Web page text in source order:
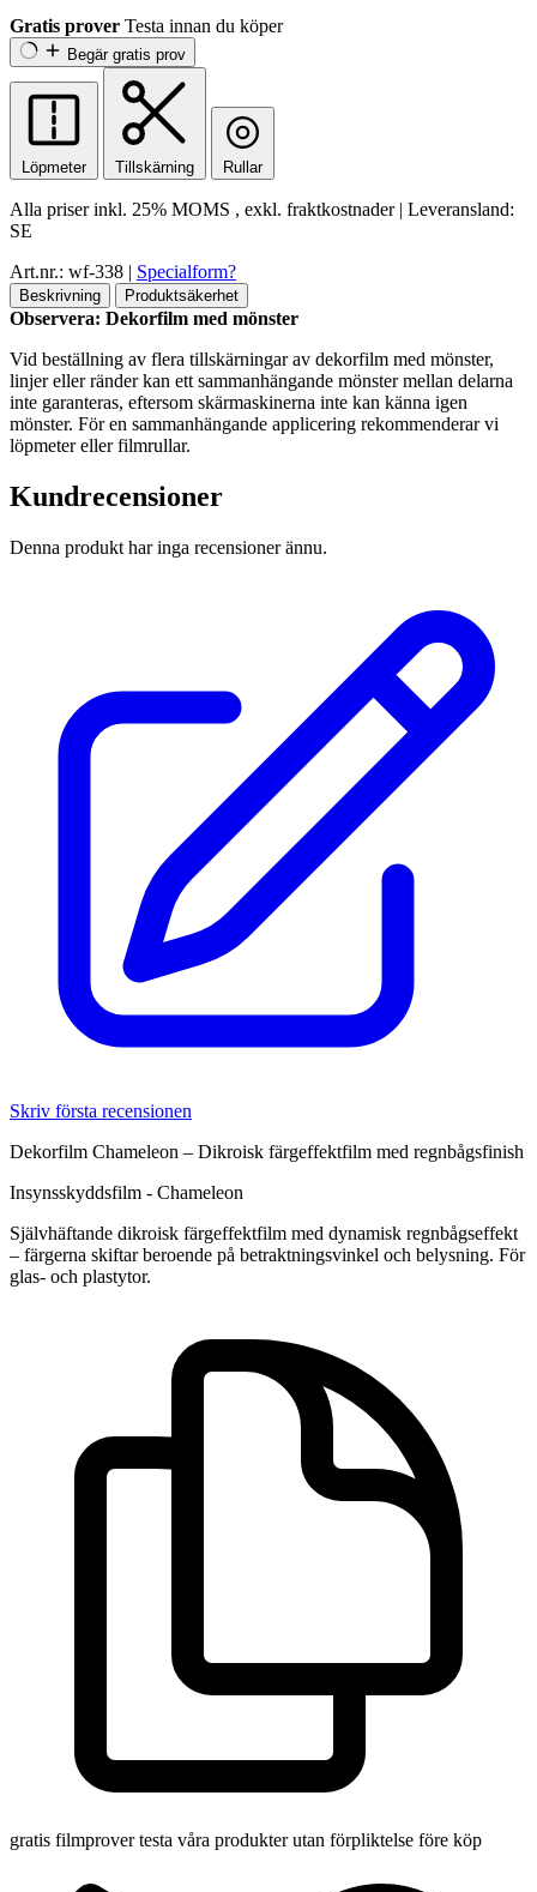
Gratis prover Testa innan du köper
Begär gratis prov
Löpmeter Tillskärning Rullar
Alla priser inkl. 25% MOMS , exkl. fraktkostnader | Leveransland:
SE
Art.nr.: wf-338 | Specialform?
Beskrivning Produktsäkerhet
Observera: Dekorfilm med mönster
Vid beställning av flera tillskärningar av dekorfilm med mönster,
linjer eller ränder kan ett sammanhängande mönster mellan delarna
inte garanteras, eftersom skärmaskinerna inte kan känna igen
mönster. För en sammanhängande applicering rekommenderar vi
löpmeter eller filmrullar.
Kundrecensioner
Denna produkt har inga recensioner ännu.
Skriv första recensionen
Dekorfilm Chameleon – Dikroisk färgeffektfilm med regnbågsfinish
Insynsskyddsfilm - Chameleon
Självhäftande dikroisk färgeffektfilm med dynamisk regnbågseffekt
– färgerna skiftar beroende på betraktningsvinkel och belysning. För
glas- och plastytor.
gratis filmprover testa våra produkter utan förpliktelse före köp